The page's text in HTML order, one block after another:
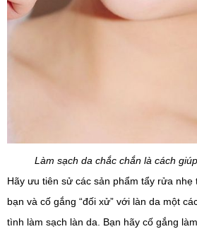
Làm sạch da chắc chắn là cách
Hãy ưu tiên sử các sản phẩm tẩy rửa nhẹ
bạn và cố gắng “đối xử” với làn da một
tình làm sạch làn da. Bạn hãy cố gắng